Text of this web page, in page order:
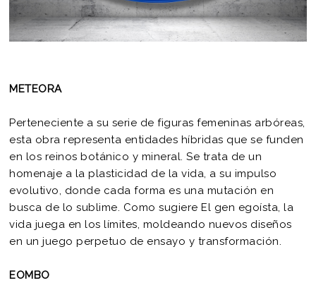
METEORA
Perteneciente a su serie de figuras femeninas arbóreas,
esta obra representa entidades híbridas que se funden
en los reinos botánico y mineral. Se trata de un
homenaje a la plasticidad de la vida, a su impulso
evolutivo, donde cada forma es una mutación en
busca de lo sublime. Como sugiere El gen egoísta, la
vida juega en los límites, moldeando nuevos diseños
en un juego perpetuo de ensayo y transformación.
EOMBO